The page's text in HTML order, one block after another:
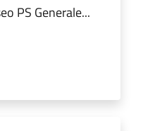
PS Generale...